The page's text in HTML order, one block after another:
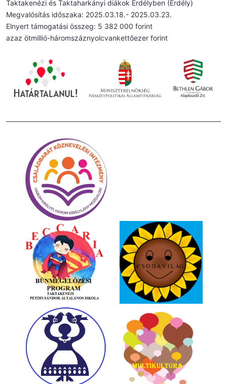
Taktakenézi és Taktaharkányi diákok Erdélyben (Erdély)
Megvalósítás időszaka: 2025.03.18.- 2025.03.23.
Elnyert támogatási összeg: 5 382 000 forint
azaz ötmillió-háromszáznyolcvankettőezer forint